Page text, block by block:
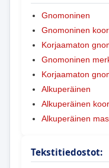
Gnomoninen
Gnomoninen
Korjaamaton
Gnomoninen
Korjaamaton
Alkuperäinen
Alkuperäinen
Alkuperäinen
Tekstitiedostot: